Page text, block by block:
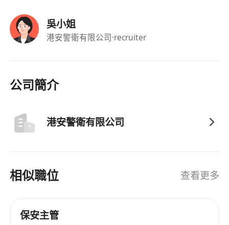
吳小姐
港安警衛有限公司·recruiter
公司簡介
港安警衛有限公司
相似職位 查看更多
保安主管